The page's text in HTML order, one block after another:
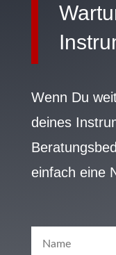
Wenn Du
deines
einfach eine